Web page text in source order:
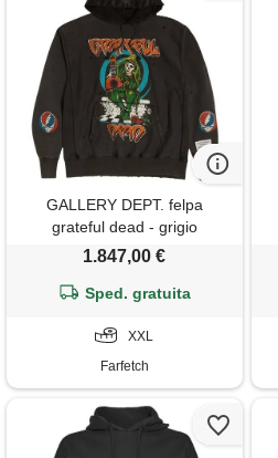
GALLERY DEPT. felpa
grateful dead - grigio
1.847,00 €
Sped. gratuita
XXL
Farfetch